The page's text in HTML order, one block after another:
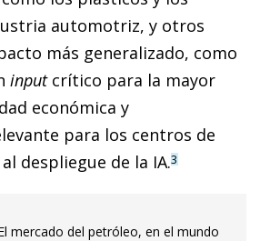
automotriz, y otros
más generalizado, como
inputcrítico para la mayor
económica y
para los centros de
despliegue de la IA.3
mercado del petróleo, en el mundo